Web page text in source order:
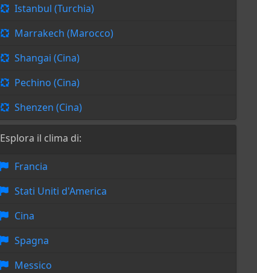
Istanbul (Turchia)
Marrakech (Marocco)
Shangai (Cina)
Pechino (Cina)
Shenzen (Cina)
Esplora il clima di:
Francia
Stati Uniti d'America
Cina
Spagna
Messico